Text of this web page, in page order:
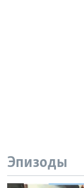
Эпизоды